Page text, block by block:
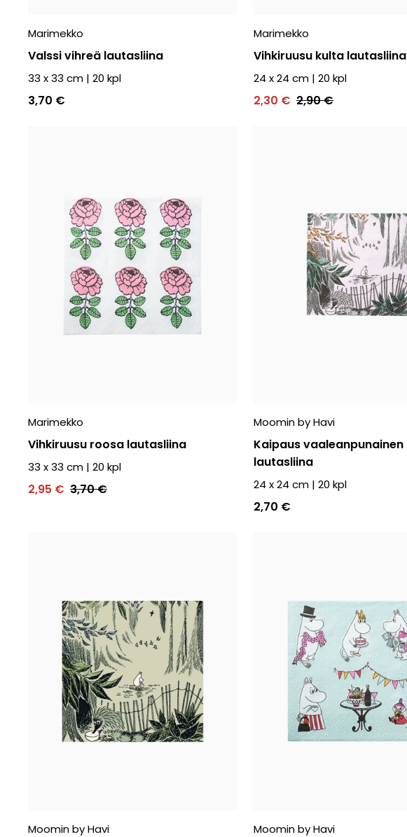
Marimekko
Valssi vihreä lautasliina
33 x 33 cm | 20 kpl
3,70 €
Marimekko
Vihkiruusu kulta lautasliina
24 x 24 cm | 20 kpl
2,30 € 2,90 €
Marimekko
Vihkiruusu roosa lautasliina
33 x 33 cm | 20 kpl
2,95 € 3,70 €
Moomin by Havi
Kaipaus vaaleanpunainen
lautasliina
24 x 24 cm | 20 kpl
2,70 €
Moomin by Havi Moomin by Havi